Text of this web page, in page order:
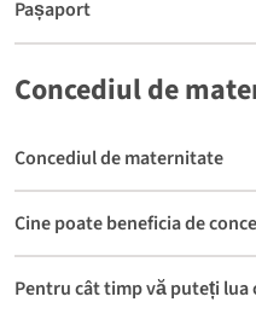
Pașaport
Concediul de
Concediul de maternitate
Cine poate beneficia de
Pentru cât timp vă puteți lua